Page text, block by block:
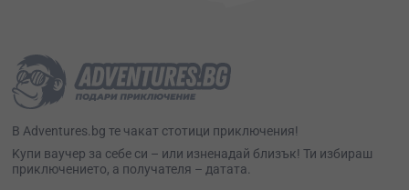
В Adventures.bg те чакат стотици приключения!
Kупи ваучер за себе си – или изненадай близък! Ти избираш
приключението, а получателя – датата.